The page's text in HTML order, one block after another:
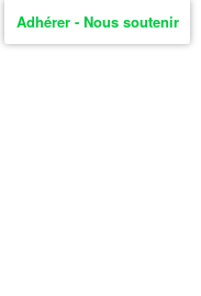
Adhérer - Nous soutenir